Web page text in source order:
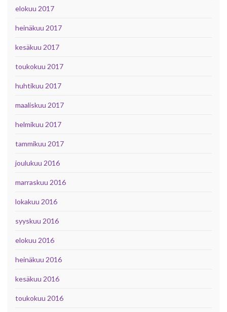
elokuu 2017
heinäkuu 2017
kesäkuu 2017
toukokuu 2017
huhtikuu 2017
maaliskuu 2017
helmikuu 2017
tammikuu 2017
joulukuu 2016
marraskuu 2016
lokakuu 2016
syyskuu 2016
elokuu 2016
heinäkuu 2016
kesäkuu 2016
toukokuu 2016